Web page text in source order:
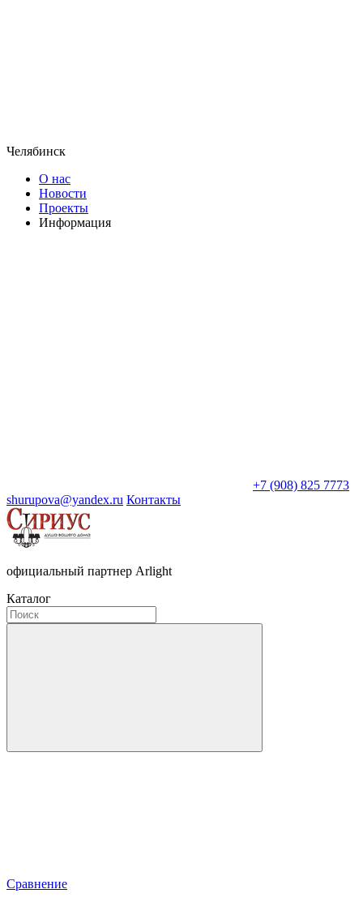
Челябинск
О нас
Новости
Проекты
Информация
+7 (908) 825 7773
shurupova@yandex.ru Контакты
официальный партнер Arlight
Каталог
Сравнение